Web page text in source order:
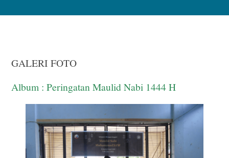
GALERI FOTO
Album : Peringatan Maulid Nabi 1444 H